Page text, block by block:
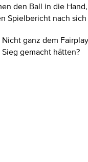
den Ball in die
Spielbericht nach
ganz dem
gemacht hätten?